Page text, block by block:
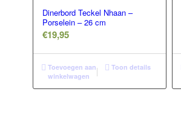
Dinerbord Teckel Nhaan –
Porselein – 26 cm
€19,95
Toevoegen aan
winkelwagen
Toon details